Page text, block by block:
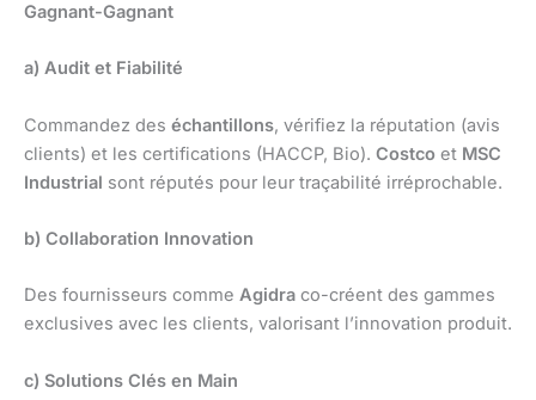
Gagnant-Gagnant
a) Audit et Fiabilité
Commandez des échantillons, vérifiez la réputation (avis
clients) et les certifications (HACCP, Bio). Costco et MSC
Industrial sont réputés pour leur traçabilité irréprochable.
b) Collaboration Innovation
Des fournisseurs comme Agidra co-créent des gammes
exclusives avec les clients, valorisant l’innovation produit.
c) Solutions Clés en Main